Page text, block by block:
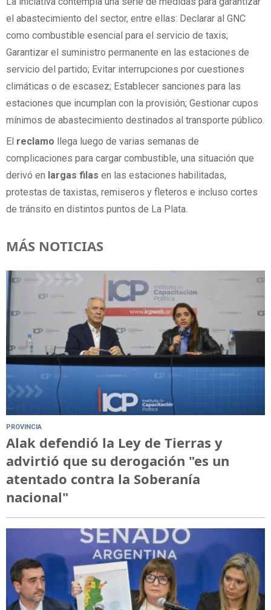
el abastecimiento del sector, entre ellas: Declarar al GNC
como combustible esencial para el servicio de taxis;
Garantizar el suministro permanente en las estaciones de
servicio del partido; Evitar interrupciones por cuestiones
climáticas o de escasez; Establecer sanciones para las
estaciones que incumplan con la provisión; Gestionar cupos
mínimos de abastecimiento destinados al transporte público.
El reclamo llega luego de varias semanas de
complicaciones para cargar combustible, una situación que
derivó en largas filas en las estaciones habilitadas,
protestas de taxistas, remiseros y fleteros e incluso cortes
de tránsito en distintos puntos de La Plata.
MÁS NOTICIAS
PROVINCIA
Alak defendió la Ley de Tierras y
advirtió que su derogación "es un
atentado contra la Soberanía
nacional"